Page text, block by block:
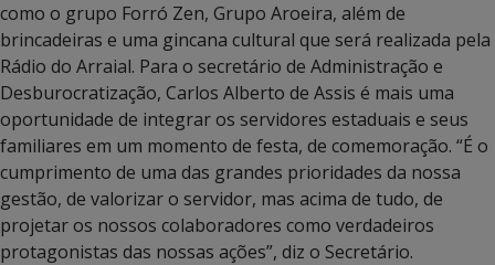
como o grupo Forró Zen, Grupo Aroeira, além de
brincadeiras e uma gincana cultural que será realizada pela
Rádio do Arraial. Para o secretário de Administração e
Desburocratização, Carlos Alberto de Assis é mais uma
oportunidade de integrar os servidores estaduais e seus
familiares em um momento de festa, de comemoração. “É o
cumprimento de uma das grandes prioridades da nossa
gestão, de valorizar o servidor, mas acima de tudo, de
projetar os nossos colaboradores como verdadeiros
protagonistas das nossas ações”, diz o Secretário.